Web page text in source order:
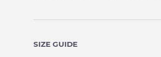
SIZE GUIDE